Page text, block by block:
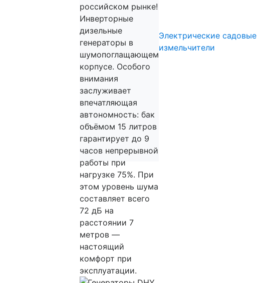
российском рынке!
Инверторные
дизельные
генераторы в
шумопоглащающем
корпусе. Особого
внимания
заслуживает
впечатляющая
автономность: бак
объёмом 15 литров
гарантирует до 9
часов непрерывной
работы при
нагрузке 75%. При
этом уровень шума
составляет всего
72 дБ на
расстоянии 7
метров —
настоящий
комфорт при
эксплуатации.
Электрические садовые
измельчители